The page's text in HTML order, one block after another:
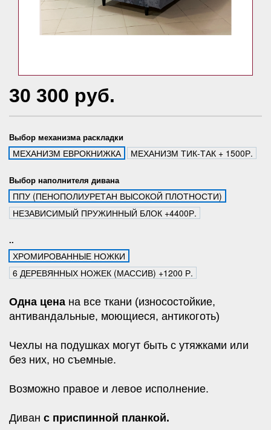
30 300 руб.
Выбор механизма раскладки
МЕХАНИЗМ ЕВРОКНИЖКА МЕХАНИЗМ ТИК-ТАК + 1500Р.
Выбор наполнителя дивана
ППУ (ПЕНОПОЛИУРЕТАН ВЫСОКОЙ ПЛОТНОСТИ)
НЕЗАВИСИМЫЙ ПРУЖИННЫЙ БЛОК +4400Р.
..
ХРОМИРОВАННЫЕ НОЖКИ
6 ДЕРЕВЯННЫХ НОЖЕК (МАССИВ) +1200 Р.
Одна цена на все ткани (износостойкие,
антивандальные, моющиеся, антикоготь)
Чехлы на подушках могут быть с утяжками или
без них, но съемные.
Возможно правое и левое исполнение.
Диван с приспинной планкой.